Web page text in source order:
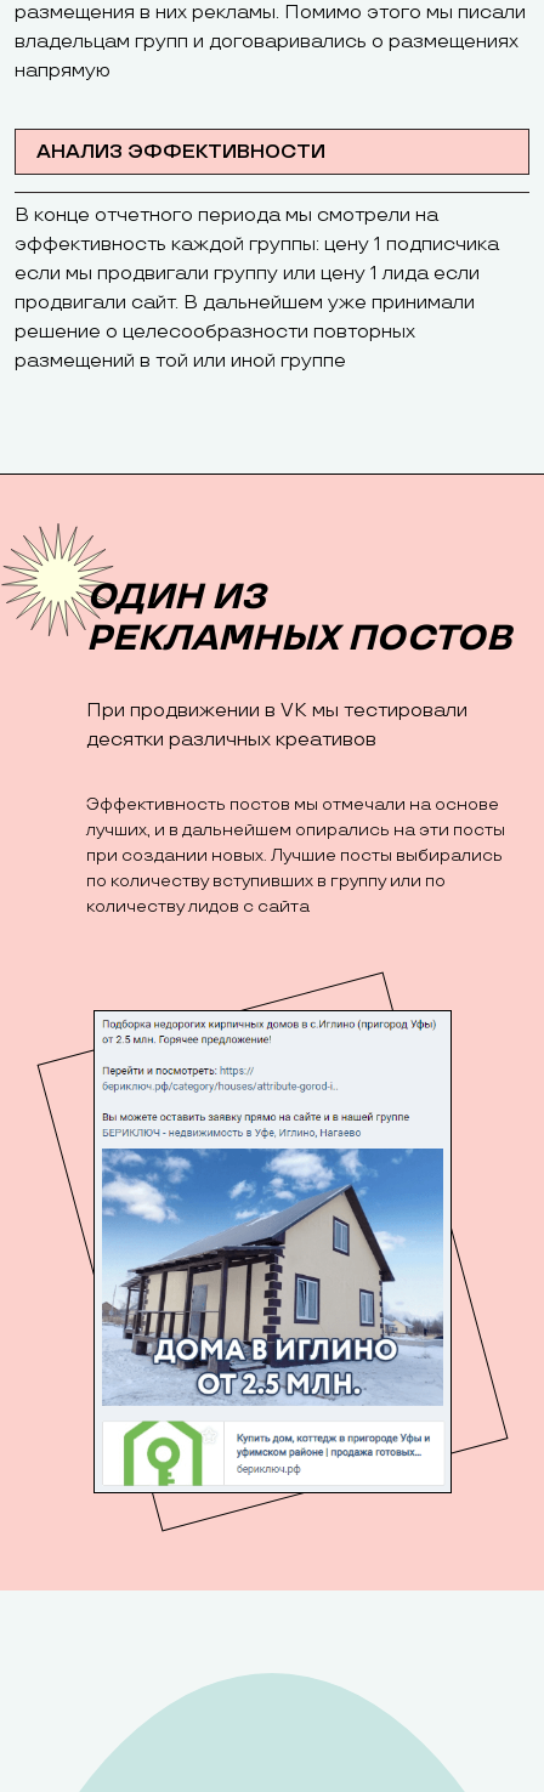
размещения в них рекламы. Помимо этого мы писали
владельцам групп и договаривались о размещениях
напрямую
АНАЛИЗ ЭФФЕКТИВНОСТИ
В конце отчетного периода мы смотрели на
эффективность каждой группы: цену 1 подписчика
если мы продвигали группу или цену 1 лида если
продвигали сайт. В дальнейшем уже принимали
решение о целесообразности повторных
размещений в той или иной группе
ОДИН ИЗ
РЕКЛАМНЫХ ПОСТОВ
При продвижении в VK мы тестировали
десятки различных креативов
Эффективность постов мы отмечали на основе
лучших, и в дальнейшем опирались на эти посты
при создании новых. Лучшие посты выбирались
по количеству вступивших в группу или по
количеству лидов с сайта